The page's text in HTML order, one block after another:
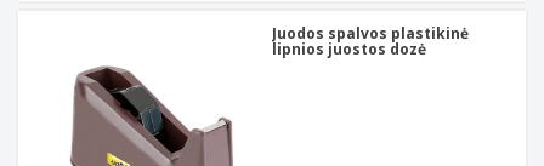
Juodos spalvos plastikinė
lipnios juostos dozė